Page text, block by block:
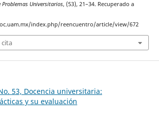
Problemas Universitarios, (53), 21–34. Recuperado a
index.php/reencuentro/article/view/672
cita
53, Docencia universitaria:
y su evaluación